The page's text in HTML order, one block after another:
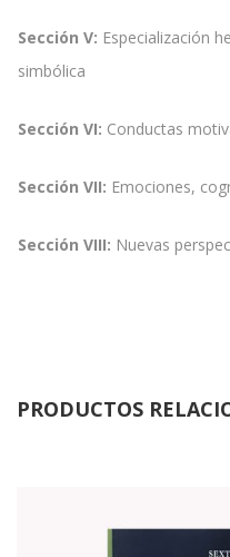
Sección V: Especialización
simbólica
Sección VI: Conductas
Sección VII: Emociones,
Sección VIII: Nuevas
PRODUCTOS